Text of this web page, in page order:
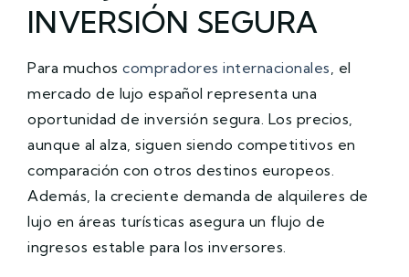
INVERSIÓN SEGURA
Para muchos compradores internacionales , el
mercado de lujo español representa una
oportunidad de inversión segura. Los precios,
aunque al alza, siguen siendo competitivos en
comparación con otros destinos europeos.
Además, la creciente demanda de alquileres de
lujo en áreas turísticas asegura un flujo de
ingresos estable para los inversores.